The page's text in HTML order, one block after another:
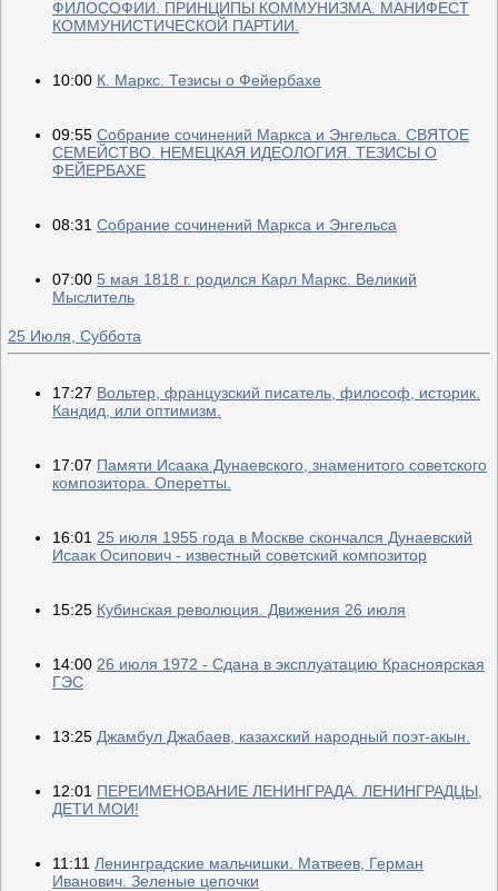
ФИЛОСОФИИ. ПРИНЦИПЫ КОММУНИЗМА. МАНИФЕСТ
КОММУНИСТИЧЕСКОЙ ПАРТИИ.
10:00 К. Маркс. Тезисы о Фейербахе
09:55 Собрание сочинений Маркса и Энгельса. СВЯТОЕ
СЕМЕЙСТВО. НЕМЕЦКАЯ ИДЕОЛОГИЯ. ТЕЗИСЫ О
ФЕЙЕРБАХЕ
08:31 Собрание сочинений Маркса и Энгельса
07:00 5 мая 1818 г. родился Карл Маркс. Великий
Мыслитель
25 Июля, Суббота
17:27 Вольтер, французский писатель, философ, историк.
Кандид, или оптимизм.
17:07 Памяти Исаака Дунаевского, знаменитого советского
композитора. Оперетты.
16:01 25 июля 1955 года в Москве скончался Дунаевский
Исаак Осипович - известный советский композитор
15:25 Кубинская революция. Движения 26 июля
14:00 26 июля 1972 - Сдана в эксплуатацию Красноярская
ГЭС
13:25 Джамбул Джабаев, казахский народный поэт-акын.
12:01 ПЕРЕИМЕНОВАНИЕ ЛЕНИНГРАДА. ЛЕНИНГРАДЦЫ,
ДЕТИ МОИ!
11:11 Ленинградские мальчишки. Матвеев, Герман
Иванович. Зеленые цепочки